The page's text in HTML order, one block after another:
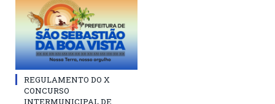
REGULAMENTO DO X
CONCURSO
INTERMUNICIPAL DE